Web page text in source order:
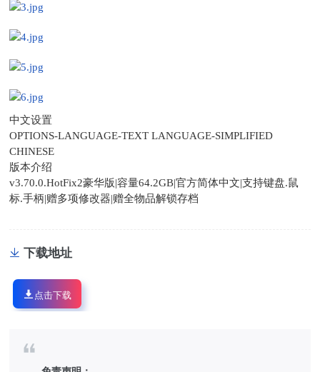
中文设置
OPTIONS-LANGUAGE-TEXT LANGUAGE-SIMPLIFIED
CHINESE
版本介绍
v3.70.0.HotFix2豪华版|容量64.2GB|官方简体中文|支持键盘.鼠
标.手柄|赠多项修改器|赠全物品解锁存档
下载地址
点击下载